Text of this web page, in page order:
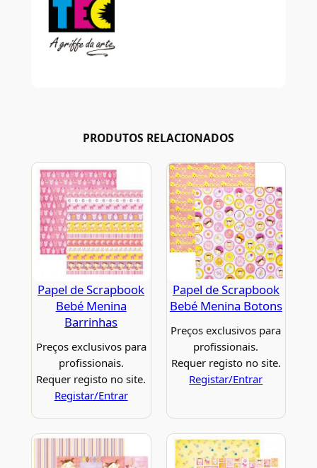
PRODUTOS RELACIONADOS
Papel de Scrapbook
Bebé Menina
Barrinhas
Preços exclusivos para
profissionais.
Requer registo no site.
Registar/Entrar
Papel de Scrapbook
Bebé Menina Botons
Preços exclusivos para
profissionais.
Requer registo no site.
Registar/Entrar